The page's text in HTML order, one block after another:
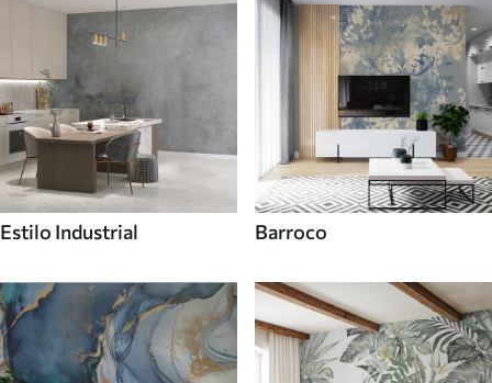
Estilo Industrial Barroco